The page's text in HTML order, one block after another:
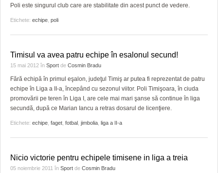
Poli este singurul club care are stabilitate din acest punct de vedere.
Etichete: echipe poli
Timisul va avea patru echipe în esalonul secund!
15 mai 2012 în Sport de Cosmin Bradu
Fără echipă în primul eşalon, judeţul Timiş ar putea fi reprezentat de patru
echipe în Liga a II-a, începând cu sezonul viitor. Poli Timişoara, în ciuda
promovării pe teren în Liga I, are cele mai mari şanse să continue în liga
secundă, după ce Marian Iancu a retras dosarul de licenţiere.
Etichete: echipe faget fotbal jimbolia liga a II-a
Nicio victorie pentru echipele timisene in liga a treia
05 noiembrie 2011 în Sport de Cosmin Bradu